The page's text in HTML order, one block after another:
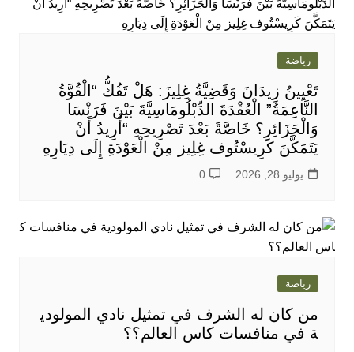
رياضة
تَعْيِينُ زِيدَانَ وَقَضِيَّةُ غِلِيزَ: هَلْ تَفُكُّ “الْقُوَّةُ
النَّاعِمَةُ” الْعُقْدَةَ الدِّبْلُومَاسِيَّةَ بَيْنَ فَرَنْسَا
وَالْجَزَائِرِ؟ خَاصَّةً بَعْدَ تَصْرِيحِهِ “أُرِيدُ أَنْ
يَتَمَكَّنَ كَرِيسْتُوف غِلِيز مِنْ الْعَوْدَةِ إِلَى دِيَارِهِ
يوليو 28, 2026 0
رياضة
من كان له الشرف في تمثيل نادي المولودي
ة في منافسات كاس العالم؟؟